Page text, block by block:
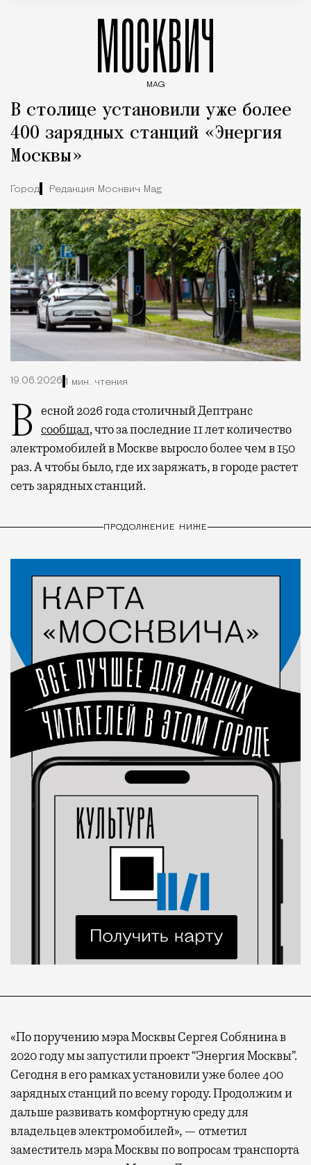
МОСКВИЧ
MAG
В столице установили уже более
400 зарядных станций «Энергия
Москвы»
Город Редакция Москвич Mag
19.06.2026 1 мин. чтения
Весной 2026 года столичный Дептранс
сообщал, что за последние 11 лет количество
электромобилей в Москве выросло более чем в 150
раз. А чтобы было, где их заряжать, в городе растет
сеть зарядных станций.
ПРОДОЛЖЕНИЕ НИЖЕ
«По поручению мэра Москвы Сергея Собянина в
2020 году мы запустили проект “Энергия Москвы”.
Сегодня в его рамках установили уже более 400
зарядных станций по всему городу. Продолжим и
дальше развивать комфортную среду для
владельцев электромобилей», — отметил
заместитель мэра Москвы по вопросам транспорта